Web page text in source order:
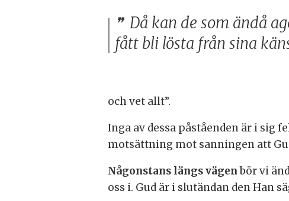
Då kan de som ändå
fått bli lösta från sina
och vet allt”.
Inga av dessa påståenden är i sig
motsättning mot sanningen att
Någonstans längs vägenbör vi
oss i. Gud är i slutändan den Han